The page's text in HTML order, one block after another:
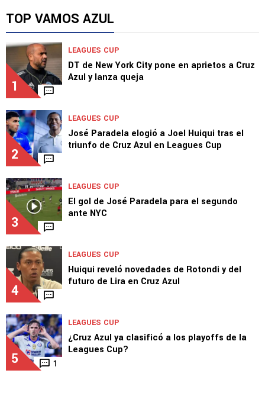
TOP VAMOS AZUL
1
LEAGUES CUP
DT de New York City pone en aprietos a Cruz
Azul y lanza queja
2
LEAGUES CUP
José Paradela elogió a Joel Huiqui tras el
triunfo de Cruz Azul en Leagues Cup
3
LEAGUES CUP
El gol de José Paradela para el segundo
ante NYC
4
LEAGUES CUP
Huiqui reveló novedades de Rotondi y del
futuro de Lira en Cruz Azul
5 1
LEAGUES CUP
¿Cruz Azul ya clasificó a los playoffs de la
Leagues Cup?